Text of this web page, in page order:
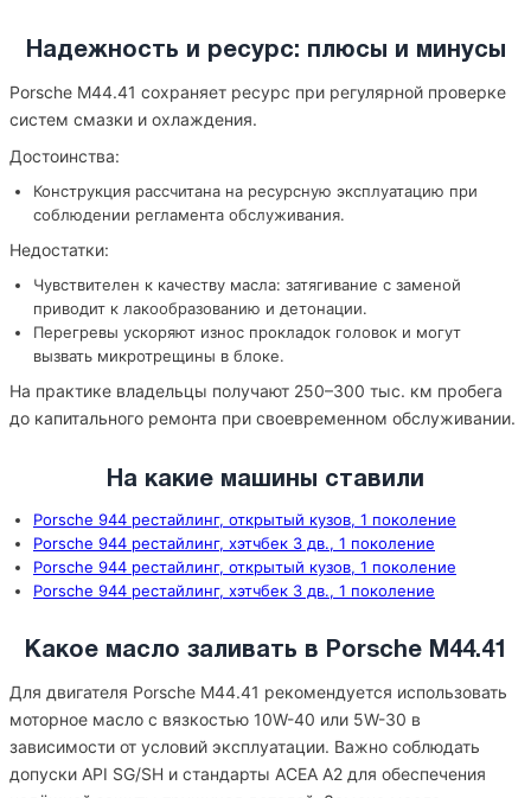
Надежность и ресурс: плюсы и минусы
Porsche M44.41 сохраняет ресурс при регулярной проверке
систем смазки и охлаждения.
Достоинства:
Конструкция рассчитана на ресурсную эксплуатацию при
соблюдении регламента обслуживания.
Недостатки:
Чувствителен к качеству масла: затягивание с заменой
приводит к лакообразованию и детонации.
Перегревы ускоряют износ прокладок головок и могут
вызвать микротрещины в блоке.
На практике владельцы получают 250–300 тыс. км пробега
до капитального ремонта при своевременном обслуживании.
На какие машины ставили
Porsche 944 рестайлинг, открытый кузов, 1 поколение
Porsche 944 рестайлинг, хэтчбек 3 дв., 1 поколение
Porsche 944 рестайлинг, открытый кузов, 1 поколение
Porsche 944 рестайлинг, хэтчбек 3 дв., 1 поколение
Какое масло заливать в Porsche M44.41
Для двигателя Porsche M44.41 рекомендуется использовать
моторное масло с вязкостью 10W-40 или 5W-30 в
зависимости от условий эксплуатации. Важно соблюдать
допуски API SG/SH и стандарты ACEA A2 для обеспечения